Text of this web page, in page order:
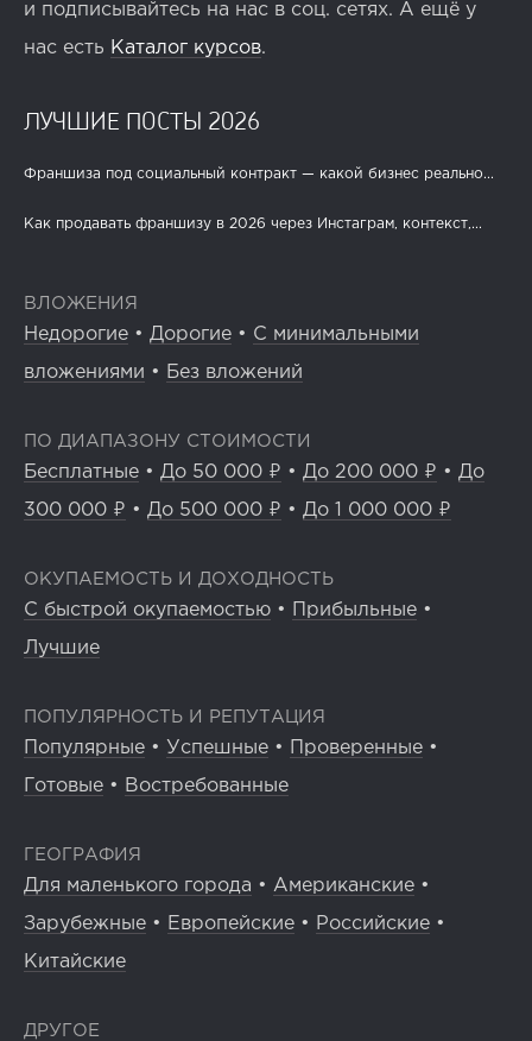
и подписывайтесь на нас в соц. сетях. А ещё у
нас есть Каталог курсов.
ЛУЧШИЕ ПОСТЫ 2026
Франшиза под социальный контракт — какой бизнес реально...
Как продавать франшизу в 2026 через Инстаграм, контекст,...
ВЛОЖЕНИЯ
Недорогие • Дорогие • С минимальными
вложениями • Без вложений
ПО ДИАПАЗОНУ СТОИМОСТИ
Бесплатные • До 50 000 ₽ • До 200 000 ₽ • До
300 000 ₽ • До 500 000 ₽ • До 1 000 000 ₽
ОКУПАЕМОСТЬ И ДОХОДНОСТЬ
С быстрой окупаемостью • Прибыльные •
Лучшие
ПОПУЛЯРНОСТЬ И РЕПУТАЦИЯ
Популярные • Успешные • Проверенные •
Готовые • Востребованные
ГЕОГРАФИЯ
Для маленького города • Американские •
Зарубежные • Европейские • Российские •
Китайские
ДРУГОЕ